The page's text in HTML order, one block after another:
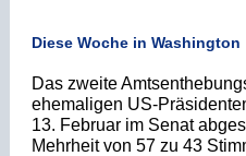
Diese Woche in Washington
Das zweite
ehemaligen US-
13. Februar im Senat
Mehrheit von 57 zu 43